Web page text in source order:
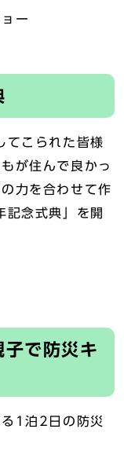
ー
てこられた皆様
が住んで良かっ
力を合わせて作
記念式典」を開
で防災キ
1泊2日の防災